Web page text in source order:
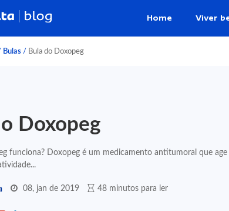
Home Viver
Bulas / Bula do Doxopeg
Doxopeg
funciona? Doxopeg é um medicamento antitumoral que
08, jan de 2019 48 minutos para ler